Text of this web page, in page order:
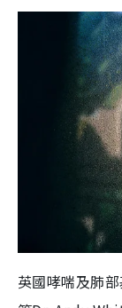
英國哮喘及肺